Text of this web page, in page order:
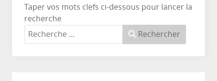
Taper vos mots clefs ci-dessous pour lancer la
recherche
Rechercher